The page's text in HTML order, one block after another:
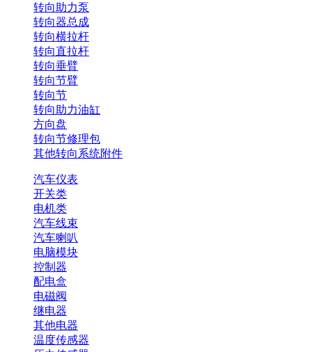
转向助力泵
转向器总成
转向横拉杆
转向直拉杆
转向垂臂
转向节臂
转向节
转向助力油缸
方向盘
转向节修理包
其他转向系统附件
汽车仪表
开关类
电机类
汽车线束
汽车喇叭
电脑模块
控制器
配电盒
电磁阀
继电器
其他电器
温度传感器